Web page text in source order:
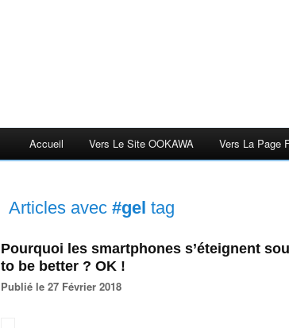
Accueil Vers Le Site OOKAWA Vers La Page
Articles avec #gel tag
Pourquoi les smartphones s’éteignent
to be better ? OK !
Publié le 27 Février 2018